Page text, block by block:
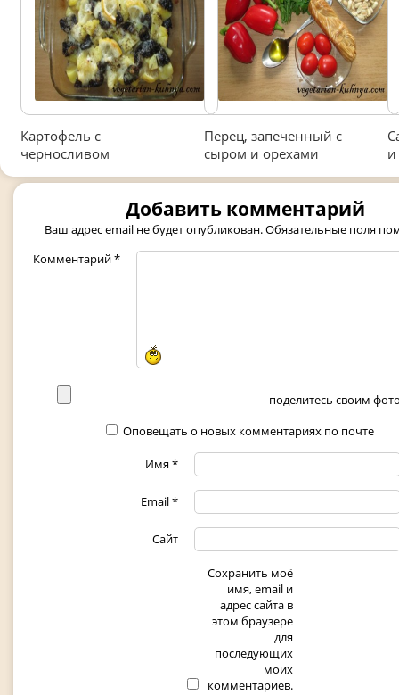
Картофель с
черносливом
Перец, запеченный с
сыром и орехами
и
Добавить комментарий
Ваш адрес email не будет опубликован.Обязательные поля
Комментарий*
поделитесь своим
Оповещать о новых комментариях по почте
Имя*
Email*
Сайт
Сохранить моё
имя, email и
адрес сайта в
этом браузере
для
последующих
моих
комментариев.